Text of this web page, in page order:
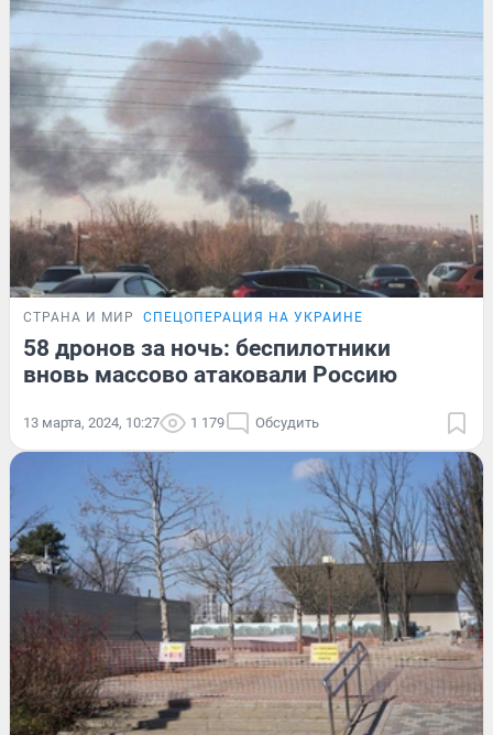
СТРАНА И МИР СПЕЦОПЕРАЦИЯ НА УКРАИНЕ
58 дронов за ночь: беспилотники
вновь массово атаковали Россию
13 марта, 2024, 10:27 1 179 Обсудить